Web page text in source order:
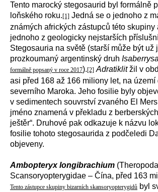
Tento marocký stegosaurid byl formálně
loňského roku.[1] Jedná se o jednoho z
známých afrických zástupců této skupiny
jednoho z geologicky nejstarších
Stegosauria na světě (starší může být už
prozkoumaný argentinský druh
formálně popsaný v roce 2017).[2] Adratiklitžil v
asi před 168 až 166 miliony let, na území
severního Maroka. Jeho fosilie byly
v sedimentech souvrství zvaného El
jméno znamená v překladu z
ještěr“. Druhové pak odkazuje k názvu
fosilie tohoto stegosaurida z podčeledi
objeveny.
Ambopteryx longibrachium
Scansoryopterygidae – Čína, před 163
Tento zástupce skupiny bizarních skansoryopterygidů byl